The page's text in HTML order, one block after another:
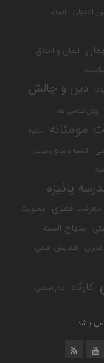
الادیان الهیات
ایمان و اخلاق
دین و چالش
روش شناسی علم
مومنانه سکولار
فلسفه و منابع وحیانی
پائیزه
معرفت فطری معنویت
منهاج السنه
مدرن همایش علمی
کارگاه کلام اسلامی
باشد